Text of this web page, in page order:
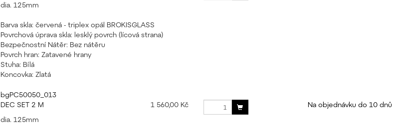
dia. 125mm
Barva skla: červená - triplex opál BROKISGLASS
Povrchová úprava skla: lesklý povrch (lícová strana)
Bezpečnostní Nátěr: Bez nátěru
Povrch hran: Zatavené hrany
Stuha: Bílá
Koncovka: Zlatá
bgPC50050_013
DEC SET 2 M
1 560,00 Kč
Na objednávku do 10 dnů
dia. 125mm